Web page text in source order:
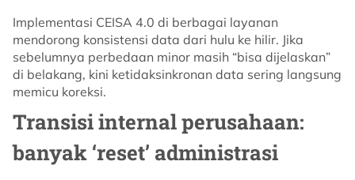
Implementasi CEISA 4.0 di berbagai layanan
mendorong konsistensi data dari hulu ke hilir. Jika
sebelumnya perbedaan minor masih “bisa dijelaskan”
di belakang, kini ketidaksinkronan data sering langsung
memicu koreksi.
Transisi internal perusahaan:
banyak ‘reset’ administrasi